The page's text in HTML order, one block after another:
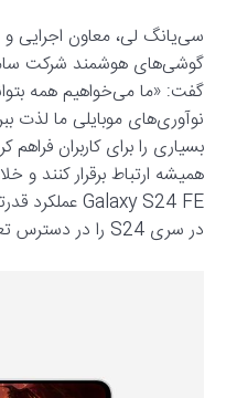
سی‌یانگ لی، معاون اجرایی
گوشی‌های هوشمند شرکت
گفت: «ما می‌خواهیم همه
بسیاری را برای کاربران
همیشه ارتباط برقرار کنند و
در سری S24 را در دسترس تعداد بیشتری از مردم قرار می‌دهد».